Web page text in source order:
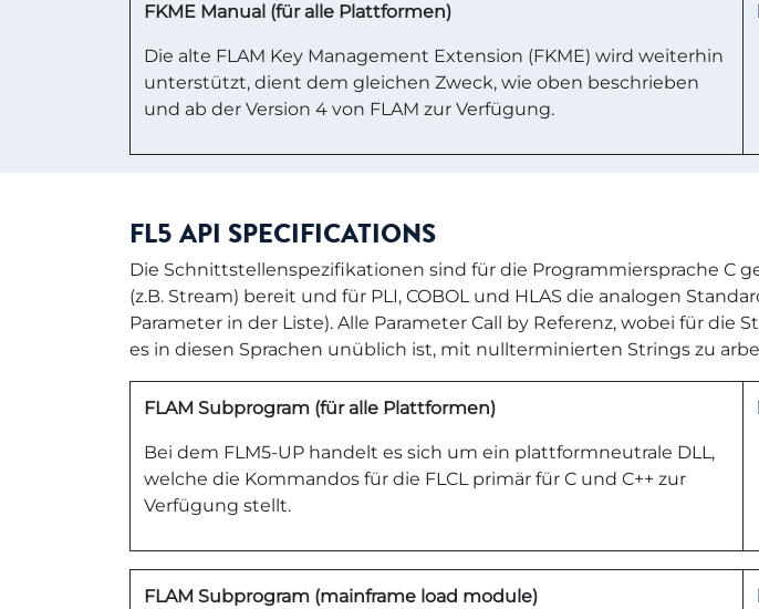
FKME Manual (für alle Plattformen)
Die alte FLAM Key Management Extension (FKME) wird weiterhin
unterstützt, dient dem gleichen Zweck, wie oben beschrieben
und ab der Version 4 von FLAM zur Verfügung.
FL5 API SPECIFICATIONS
Die Schnittstellenspezifikationen sind für die Programmiersprache C
(z.B. Stream) bereit und für PLI, COBOL und HLAS die analogen
Parameter in der Liste). Alle Parameter Call by Referenz, wobei für
es in diesen Sprachen unüblich ist, mit nullterminierten Strings zu
FLAM Subprogram (für alle Plattformen)
Bei dem FLM5-UP handelt es sich um ein plattformneutrale DLL,
welche die Kommandos für die FLCL primär für C und C++ zur
Verfügung stellt.
FLAM Subprogram (mainframe load module)